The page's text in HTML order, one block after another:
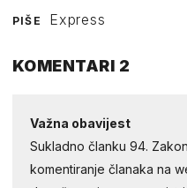
PIŠE Express
KOMENTARI 2
Važna obavijest
Sukladno članku 94.
komentiranje članaka na